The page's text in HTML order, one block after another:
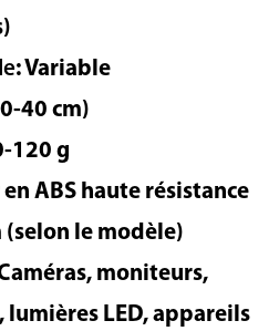
: Variable
40 cm)
120 g
ABS haute résistance
le modèle)
moniteurs,
lumières LED, appareils